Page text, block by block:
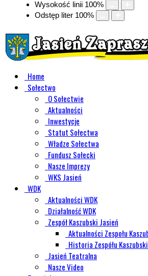
Wysokość linii 100%
Odstęp liter 100%
Home
Sołectwo
O Sołectwie
Aktualności
Inwestycje
Statut Sołectwa
Władze Sołectwa
Fundusz Sołecki
Nasze Imprezy
WKS Jasień
WDK
Aktualności WDK
Działalność WDK
Zespół Kaszubski Jasień
Aktualności Zespołu
Historia Zespółu
Jasień Teatralna
Nasze Video